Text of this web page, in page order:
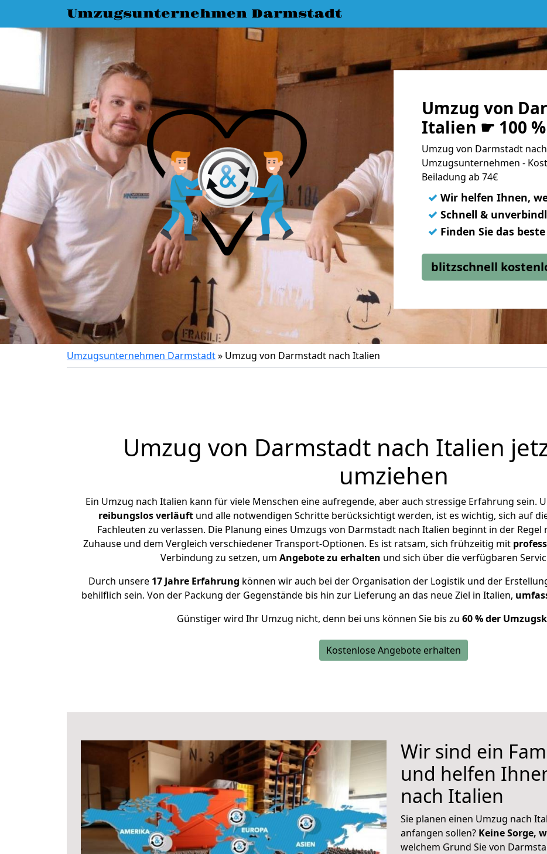
Umzugsunternehmen Darmstadt
Umzug von
Italien ☛ 100
Umzug von Darmstadt
Umzugsunternehmen -
Beiladung ab 74€
✓ Wir helfen Ihnen,
✓ Schnell &
✓ Finden Sie das
blitzschnell
Umzugsunternehmen Darmstadt» Umzug von Darmstadt nach Italien
Umzug von Darmstadt nach Italien
umziehen
Ein Umzug nach Italien kann für viele Menschen eine aufregende, aber auch stressige Erfahrung sein.
reibungslosverläuft und alle notwendigen Schritte berücksichtigt werden, ist es wichtig, sich auf
Fachleuten zu verlassen. Die Planung eines Umzugs von Darmstadt nach Italien beginnt in der
Zuhause und dem Vergleich verschiedener Transport-Optionen. Es ist ratsam, sich frühzeitig mit
Verbindung zu setzen, um Angebote zu erhalten und sich über die verfügbaren
Durch unsere 17 Jahre Erfahrung können wir auch bei der Organisation der Logistik und der
behilflich sein. Von der Packung der Gegenstände bis hin zur Lieferung an das neue Ziel in Italien,
Günstiger wird Ihr Umzug nicht, denn bei uns können Sie bis zu 60 % der
Kostenlose Angebote erhalten
Wir sind ein
und helfen
nach Italien
Sie planen einen Umzug nach
anfangen sollen? Keine Sorge,
welchem Grund Sie von